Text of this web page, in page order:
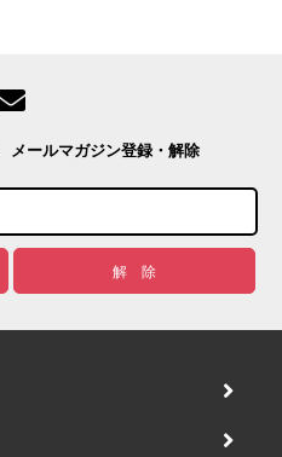
メールマガジン登録・解除